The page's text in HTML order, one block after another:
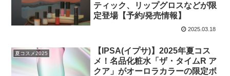
ティック、リップグロスなどが限
定登場【予約/発売情報】
2025.03.18
夏コスメ2025
【IPSA(イプサ)】2025年夏コス
メ！名品化粧水「ザ・タイムR ア
クア」がオーロラカラーの限定ボ